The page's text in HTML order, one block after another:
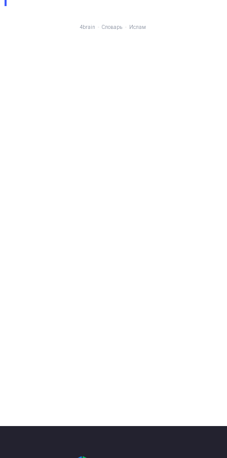
4brain - Словарь - Ислам